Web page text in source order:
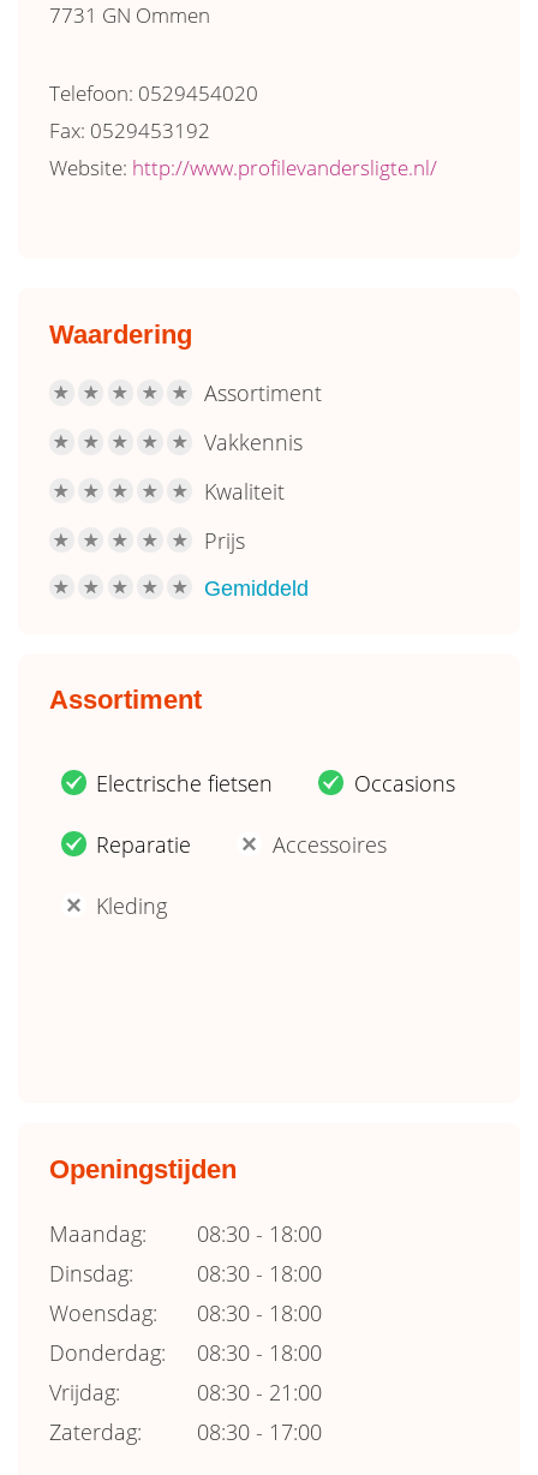
7731 GN Ommen
Telefoon: 0529454020
Fax: 0529453192
Website: http://www.profilevandersligte.nl/
Waardering
R R R R R Assortiment
R R R R R Vakkennis
R R R R R Kwaliteit
R R R R R Prijs
R R R R R Gemiddeld
Assortiment
. Electrische fietsen . Occasions
. Reparatie ' Accessoires
' Kleding
Openingstijden
Maandag:
08:30 - 18:00
Dinsdag:
08:30 - 18:00
Woensdag:
08:30 - 18:00
Donderdag:
08:30 - 18:00
Vrijdag:
08:30 - 21:00
Zaterdag:
08:30 - 17:00